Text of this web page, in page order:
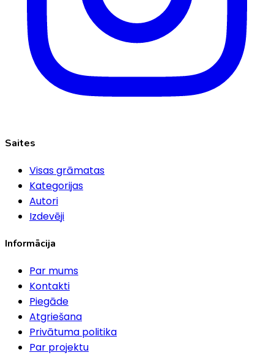
Saites
Visas grāmatas
Kategorijas
Autori
Izdevēji
Informācija
Par mums
Kontakti
Piegāde
Atgriešana
Privātuma politika
Par projektu